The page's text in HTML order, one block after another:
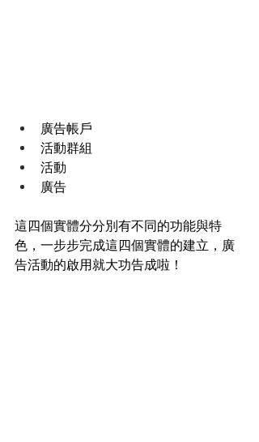
廣告帳戶
活動群組
活動
廣告
這四個實體分分別有不同的功能與特
色，一步步完成這四個實體的建立，廣
告活動的啟用就大功告成啦！